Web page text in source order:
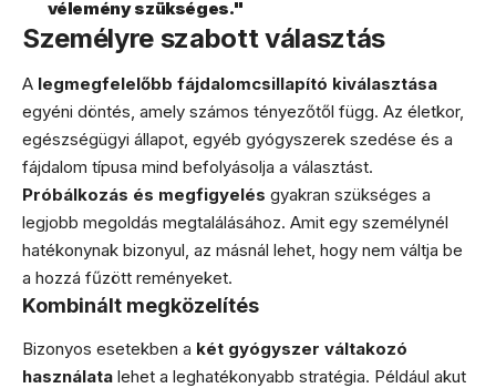
vélemény szükséges."
Személyre szabott választás
A legmegfelelőbb fájdalomcsillapító kiválasztása
egyéni döntés, amely számos tényezőtől függ. Az életkor,
egészségügyi állapot, egyéb gyógyszerek szedése és a
fájdalom típusa mind befolyásolja a választást.
Próbálkozás és megfigyelés gyakran szükséges a
legjobb megoldás megtalálásához. Amit egy személynél
hatékonynak bizonyul, az másnál lehet, hogy nem váltja be
a hozzá fűzött reményeket.
Kombinált megközelítés
Bizonyos esetekben a két gyógyszer váltakozó
használata lehet a leghatékonyabb stratégia. Például akut